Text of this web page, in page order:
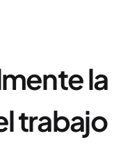
la
trabajo